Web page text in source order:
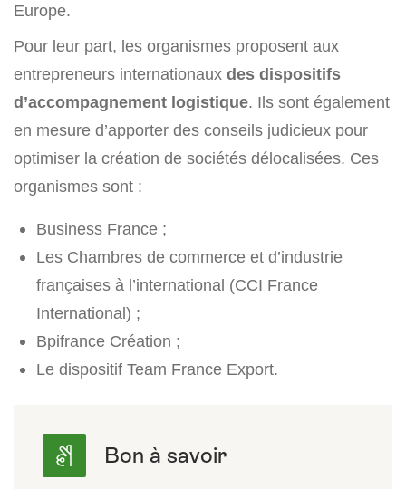
Europe.
Pour leur part, les organismes proposent aux
entrepreneurs internationaux des dispositifs
d’accompagnement logistique. Ils sont également
en mesure d’apporter des conseils judicieux pour
optimiser la création de sociétés délocalisées. Ces
organismes sont :
Business France ;
Les Chambres de commerce et d’industrie
françaises à l’international (CCI France
International) ;
Bpifrance Création ;
Le dispositif Team France Export.